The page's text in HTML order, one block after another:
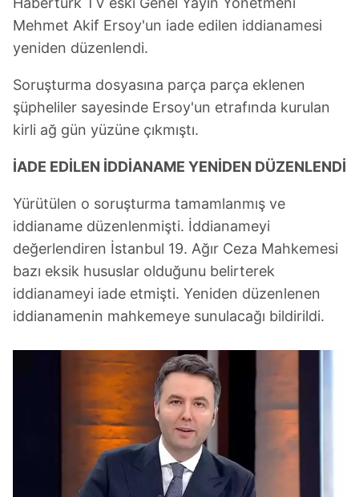
Mehmet Akif Ersoy'un iade edilen iddianamesi
yeniden düzenlendi.
Soruşturma dosyasına parça parça eklenen
şüpheliler sayesinde Ersoy'un etrafında kurulan
kirli ağ gün yüzüne çıkmıştı.
İADE EDİLEN İDDİANAME YENİDEN DÜZENLENDİ
Yürütülen o soruşturma tamamlanmış ve
iddianame düzenlenmişti. İddianameyi
değerlendiren İstanbul 19. Ağır Ceza Mahkemesi
bazı eksik hususlar olduğunu belirterek
iddianameyi iade etmişti. Yeniden düzenlenen
iddianamenin mahkemeye sunulacağı bildirildi.